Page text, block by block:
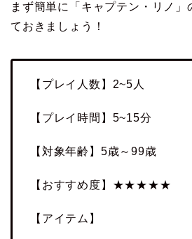
まず簡単に「キャプテン・リノ」
ておきましょう！
【プレイ人数】2~5人
【プレイ時間】5~15分
【対象年齢】5歳～99歳
【おすすめ度】★★★★★
【アイテム】